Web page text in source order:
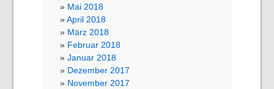
Mai 2018
April 2018
März 2018
Februar 2018
Januar 2018
Dezember 2017
November 2017